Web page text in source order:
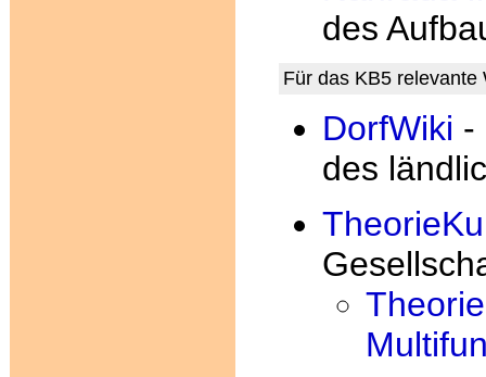
des
Für das KB5 relevante
DorfWiki -
des